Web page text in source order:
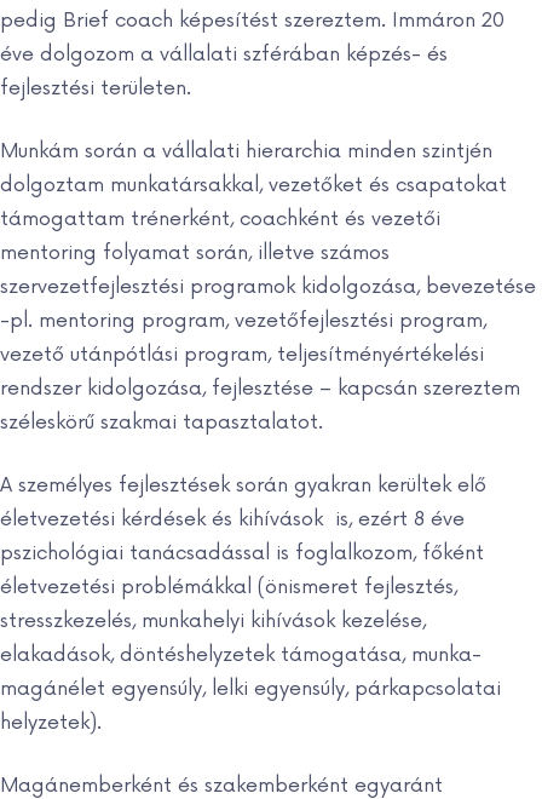
pedig Brief coach képesítést szereztem. Immáron 20
éve dolgozom a vállalati szférában képzés- és
fejlesztési területen.
Munkám során a vállalati hierarchia minden szintjén
dolgoztam munkatársakkal, vezetőket és csapatokat
támogattam trénerként, coachként és vezetői
mentoring folyamat során, illetve számos
szervezetfejlesztési programok kidolgozása, bevezetése
-pl. mentoring program, vezetőfejlesztési program,
vezető utánpótlási program, teljesítményértékelési
rendszer kidolgozása, fejlesztése – kapcsán szereztem
széleskörű szakmai tapasztalatot.
A személyes fejlesztések során gyakran kerültek elő
életvezetési kérdések és kihívások is, ezért 8 éve
pszichológiai tanácsadással is foglalkozom, főként
életvezetési problémákkal (önismeret fejlesztés,
stresszkezelés, munkahelyi kihívások kezelése,
elakadások, döntéshelyzetek támogatása, munka-
magánélet egyensúly, lelki egyensúly, párkapcsolatai
helyzetek).
Magánemberként és szakemberként egyaránt